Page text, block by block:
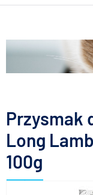
Przysmak
Long
100g